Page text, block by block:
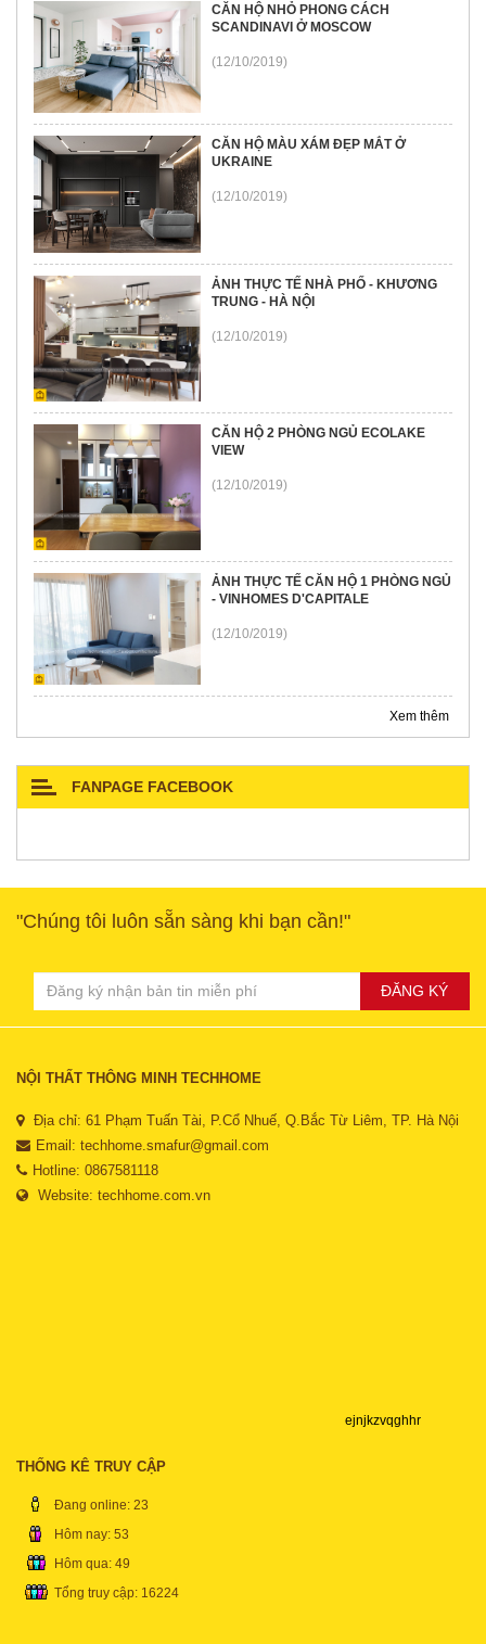
CĂN HỘ NHỎ PHONG CÁCH
SCANDINAVI Ở MOSCOW
(12/10/2019)
CĂN HỘ MÀU XÁM ĐẸP MẮT Ở
UKRAINE
(12/10/2019)
ẢNH THỰC TẾ NHÀ PHỐ - KHƯƠNG
TRUNG - HÀ NỘI
(12/10/2019)
CĂN HỘ 2 PHÒNG NGỦ ECOLAKE
VIEW
(12/10/2019)
ẢNH THỰC TẾ CĂN HỘ 1 PHÒNG NGỦ
- VINHOMES D'CAPITALE
(12/10/2019)
Xem thêm
FANPAGE FACEBOOK
"Chúng tôi luôn sẵn sàng khi bạn cần!"
ĐĂNG KÝ
NỘI THẤT THÔNG MINH TECHHOME
Địa chỉ: 61 Phạm Tuấn Tài, P.Cổ Nhuế, Q.Bắc Từ Liêm, TP. Hà Nội
Email: techhome.smafur@gmail.com
Hotline: 0867581118
Website: techhome.com.vn
ejnjkzvqghhr
THỐNG KÊ TRUY CẬP
Đang online: 23
Hôm nay: 53
Hôm qua: 49
Tổng truy cập: 16224